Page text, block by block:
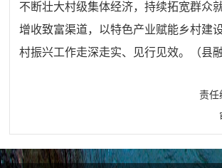
不断壮大村级集体经济，持续拓宽群众
增收致富渠道，以特色产业赋能乡村建
村振兴工作走深走实、见行见效。（县
责任